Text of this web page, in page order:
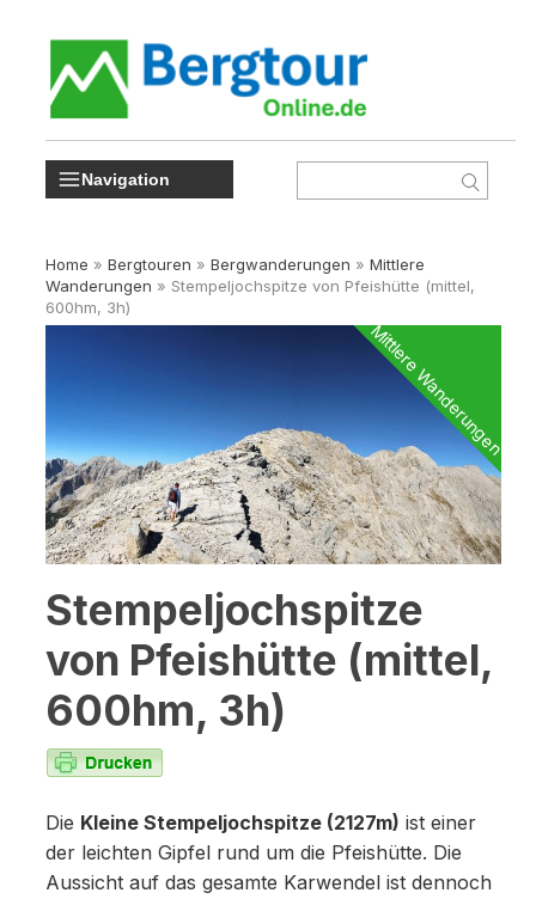
Navigation
Home » Bergtouren » Bergwanderungen » Mittlere
Wanderungen » Stempeljochspitze von Pfeishütte (mittel,
600hm, 3h)
Mittlere Wanderungen
Stempeljochspitze
von Pfeishütte (mittel,
600hm, 3h)
Die Kleine Stempeljochspitze (2127m) ist einer
der leichten Gipfel rund um die Pfeishütte. Die
Aussicht auf das gesamte Karwendel ist dennoch